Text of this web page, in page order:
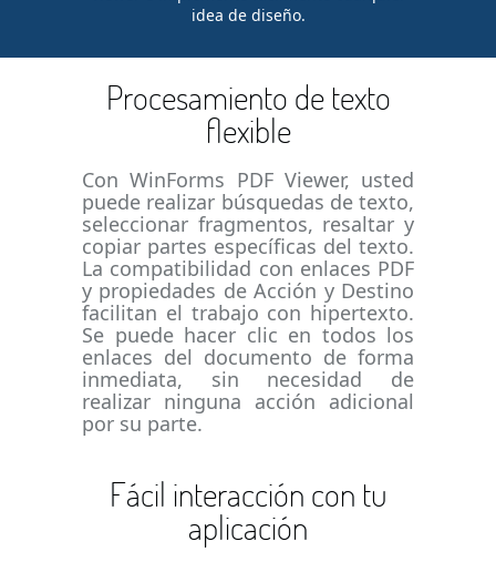
idea de diseño.
Procesamiento de texto
flexible
Con WinForms PDF Viewer, usted
puede realizar búsquedas de texto,
seleccionar fragmentos, resaltar y
copiar partes específicas del texto.
La compatibilidad con enlaces PDF
y propiedades de Acción y Destino
facilitan el trabajo con hipertexto.
Se puede hacer clic en todos los
enlaces del documento de forma
inmediata, sin necesidad de
realizar ninguna acción adicional
por su parte.
Fácil interacción con tu
aplicación